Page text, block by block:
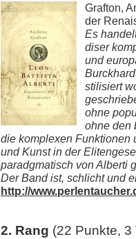
Grafton,
der
Es
diser
und
stilisiert
ohne
ohne den
die komplexen Funktionen
und Kunst in der
paradgmatisch von Alberti
Der Band ist, schlicht und
http://
2. Rang (22 Punkte, 3